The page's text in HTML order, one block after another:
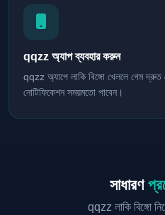
qqzz অ্যাপ ব্যবহার করুন
qqzz অ্যাপে লাকি বিঙ্গো খেললে গেম
নোটিফিকেশন সময়মতো পাবেন।
সাধারণ
qqzz লাকি বিঙ্গো